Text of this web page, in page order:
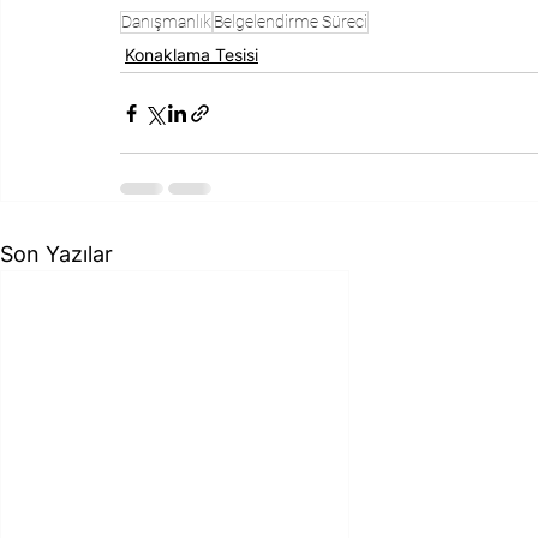
DanışmanlıkBelgelendirme Süreci
Konaklama Tesisi
Son Yazılar